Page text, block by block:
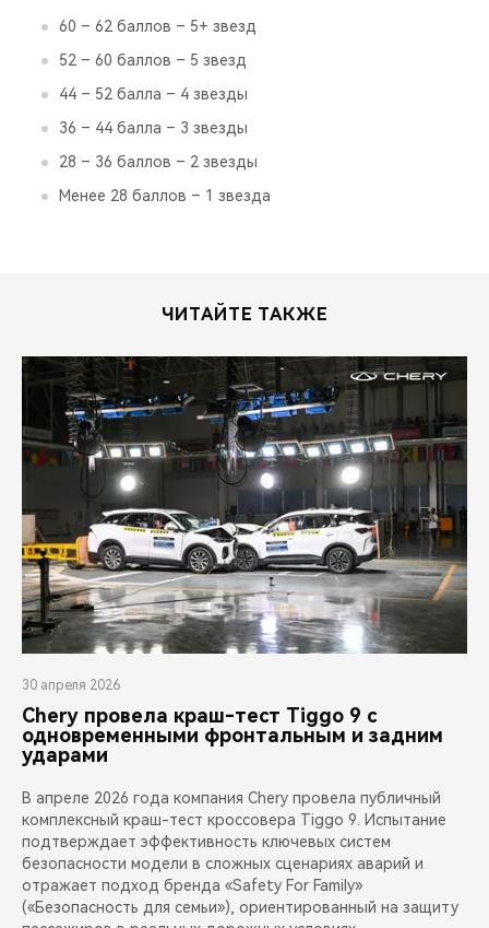
60 – 62 баллов – 5+ звезд
52 – 60 баллов – 5 звезд
44 – 52 балла – 4 звезды
36 – 44 балла – 3 звезды
28 – 36 баллов – 2 звезды
Менее 28 баллов – 1 звезда
ЧИТАЙТЕ ТАКЖЕ
30 апреля 2026
Chery провела краш-тест Tiggo 9 с
одновременными фронтальным и задним
ударами
В апреле 2026 года компания Chery провела публичный
комплексный краш-тест кроссовера Tiggo 9. Испытание
подтверждает эффективность ключевых систем
безопасности модели в сложных сценариях аварий и
отражает подход бренда «Safety For Family»
(«Безопасность для семьи»), ориентированный на защиту